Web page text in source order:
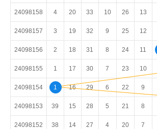
24098158 4 20 33 10 26 13
24098157 3 19 32 9 25 12
24098156 2 18 31 8 24 11
24098155 1 17 30 7 23 10
24098154 1 16 29 6 22 9
24098153 39 15 28 5 21 8
24098152 38 14 27 4 20 7